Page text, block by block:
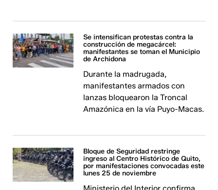
Se intensifican protestas contra la
construcción de megacárcel:
manifestantes se toman el Municipio
de Archidona
Durante la madrugada,
manifestantes armados con
lanzas bloquearon la Troncal
Amazónica en la vía Puyo-Macas.
Bloque de Seguridad restringe
ingreso al Centro Histórico de Quito,
por manifestaciones convocadas este
lunes 25 de noviembre